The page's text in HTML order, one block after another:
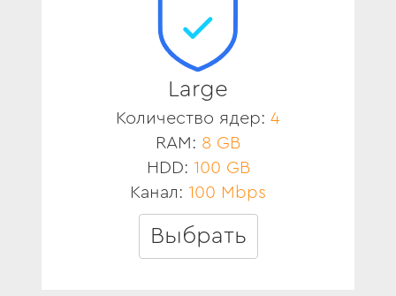
Large
Количество ядер: 4
RAM: 8 GB
HDD: 100 GB
Канал: 100 Mbps
Выбрать